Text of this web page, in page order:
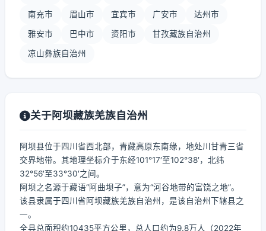
南充市 眉山市 宜宾市 广安市 达州市
雅安市 巴中市 资阳市 甘孜藏族自治州
凉山彝族自治州
关于阿坝藏族羌族自治州
阿坝县位于四川省西北部，青藏高原东南缘，地处川甘青三省
交界地带。其地理坐标介于东经101°17′至102°38′，北纬
32°56′至33°30′之间。
阿坝之名源于藏语“阿曲坝子”，意为“河谷地带的富饶之地”。
该县隶属于四川省阿坝藏族羌族自治州，是该自治州下辖县之
一。
全县总面积约10435平方公里，总人口约为9.8万人（2022年